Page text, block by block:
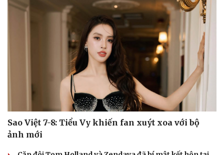
Sao Việt 7-8: Tiểu Vy khiến fan xuýt xoa với bộ
ảnh mới